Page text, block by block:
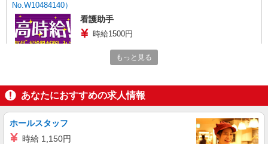
No.W10484140）
看護助手
時給1500円
東京都練馬区内の病院
高収入を目指したい方必見！未経験でも日収
もっと見る
あなたにおすすめの求人情報
ホールスタッフ
時給 1,150円